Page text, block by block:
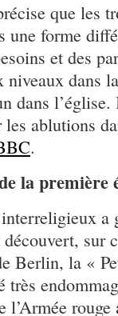
que les
une forme
et des
niveaux dans
dans
ablutions
.
la première
a
sur
Berlin, la «
l’Armée